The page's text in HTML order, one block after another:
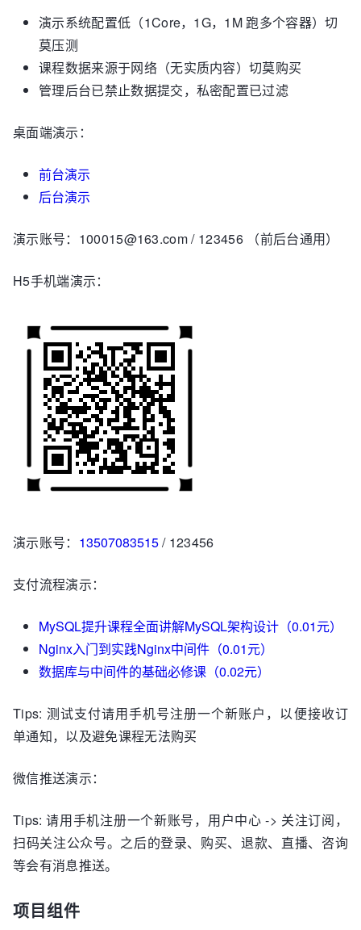
演示系统配置低（1Core，1G，1M 跑多个容器）切
莫压测
课程数据来源于网络（无实质内容）切莫购买
管理后台已禁止数据提交，私密配置已过滤
桌面端演示：
前台演示
后台演示
演示账号：100015@163.com / 123456 （前后台通用）
H5手机端演示：
演示账号： 13507083515/ 123456
支付流程演示：
MySQL提升课程全面讲解MySQL架构设计（0.01元）
Nginx入门到实践Nginx中间件（0.01元）
数据库与中间件的基础必修课（0.02元）
Tips: 测试支付请用手机号注册一个新账户，以便接收订
单通知，以及避免课程无法购买
微信推送演示：
Tips: 请用手机注册一个新账号，用户中心 -> 关注订阅，
扫码关注公众号。之后的登录、购买、退款、直播、咨询
等会有消息推送。
项目组件